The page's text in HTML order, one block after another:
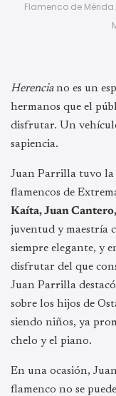
Flamenco de
Herenciano es un
hermanos que el
disfrutar. Un
sapiencia.
Juan Parrilla tuvo la
flamencos de
Kaíta, Juan
juventud y maestría
siempre elegante, y
disfrutar del que
Juan Parrilla
sobre los hijos de
siendo niños, ya
chelo y el piano.
En una ocasión,
flamenco no se